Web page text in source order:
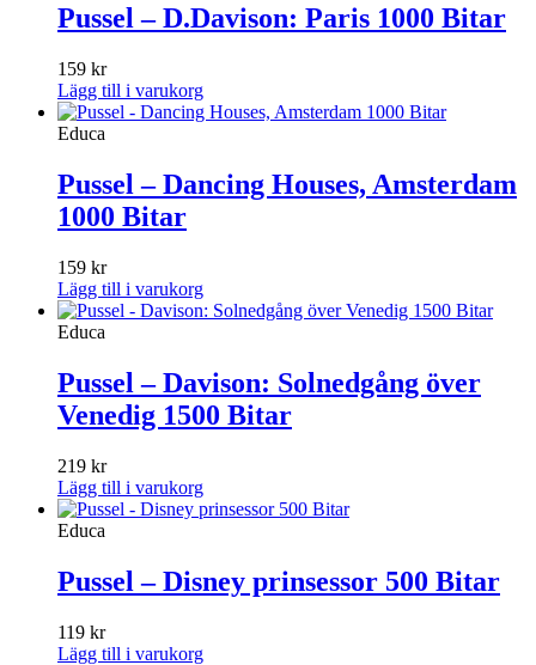
Pussel – D.Davison: Paris 1000 Bitar
159 kr
Lägg till i varukorg
Educa
Pussel – Dancing Houses, Amsterdam
1000 Bitar
159 kr
Lägg till i varukorg
Educa
Pussel – Davison: Solnedgång över
Venedig 1500 Bitar
219 kr
Lägg till i varukorg
Educa
Pussel – Disney prinsessor 500 Bitar
119 kr
Lägg till i varukorg